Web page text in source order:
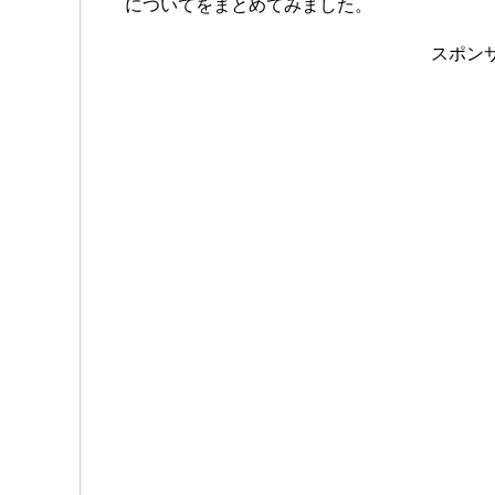
についてをまとめてみました。
スポン